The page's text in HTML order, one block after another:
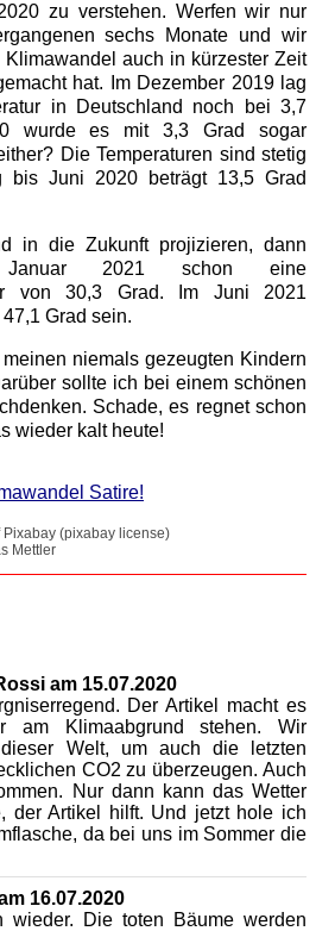
zu verstehen. Werfen wir nur
sechs Monate und wir
auch in kürzester Zeit
hat. Im Dezember 2019 lag
in Deutschland noch bei 3,7
wurde es mit 3,3 Grad sogar
Die Temperaturen sind stetig
bis Juni 2020 beträgt 13,5 Grad
in die Zukunft pro­ji­zie­ren, dann
2021 schon eine
von 30,3 Grad. Im Juni 2021
Grad sein.
niemals gezeugten Kindern
sollte ich bei einem schönen
Schade, es regnet schon
wieder kalt heute!
Satire!
(pixabay license)
Mettler
am 15.07.2020
Der Artikel macht es
am Klimaabgrund stehen. Wir
Welt, um auch die letzten
CO2 zu überzeugen. Auch
Nur dann kann das Wetter
der Artikel hilft. Und jetzt hole ich
da bei uns im Sommer die
16.07.2020
wieder. Die toten Bäume werden